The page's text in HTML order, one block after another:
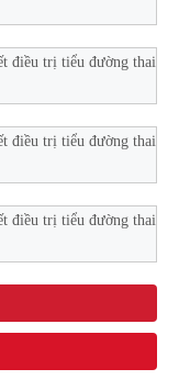
điều trị tiểu đường thai
điều trị tiểu đường thai
điều trị tiểu đường thai